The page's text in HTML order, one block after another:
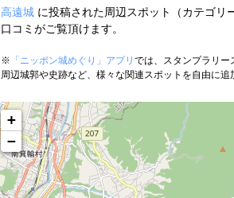
高遠城に投稿された周辺スポット（カテゴリ
口コミがご覧頂けます。
※ 「ニッポン城めぐり」アプリ では、スタンプラリー
周辺城郭や史跡など、様々な関連スポットを自由に追
+
−